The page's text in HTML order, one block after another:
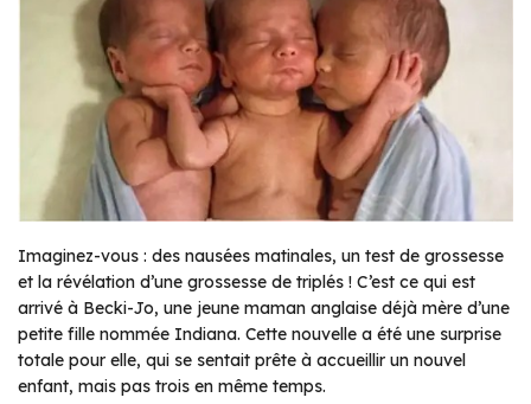
Imaginez-vous : des nausées matinales, un test de grossesse
et la révélation d’une grossesse de triplés ! C’est ce qui est
arrivé à Becki-Jo, une jeune maman anglaise déjà mère d’une
petite fille nommée Indiana. Cette nouvelle a été une surprise
totale pour elle, qui se sentait prête à accueillir un nouvel
enfant, mais pas trois en même temps.